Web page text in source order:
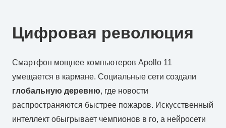
Цифровая революция
Смартфон мощнее компьютеров Apollo 11
умещается в кармане. Социальные сети создали
глобальную деревню, где новости
распространяются быстрее пожаров. Искусственный
интеллект обыгрывает чемпионов в го, а нейросети